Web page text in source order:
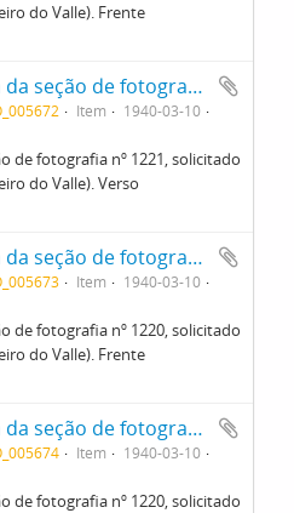
do Valle). Frente
reprodução de gráfico. Ficha da seção de fotografia nº 1221, solicitado pela Seção de Fisiopatologia (Dr. Ribeiro do Valle). Verso
Item
1940-03-10
de fotografia nº 1221, solicitado
do Valle). Verso
reprodução de gráfico. Ficha da seção de fotografia nº 1220, solicitado pela Seção de Fisiopatologia (Dr. Ribeiro do Valle). Frente
Item
1940-03-10
de fotografia nº 1220, solicitado
do Valle). Frente
reprodução de gráfico. Ficha da seção de fotografia nº 1220, solicitado pela Seção de Fisiopatologia (Dr. Ribeiro do Valle). Verso
Item
1940-03-10
de fotografia nº 1220, solicitado